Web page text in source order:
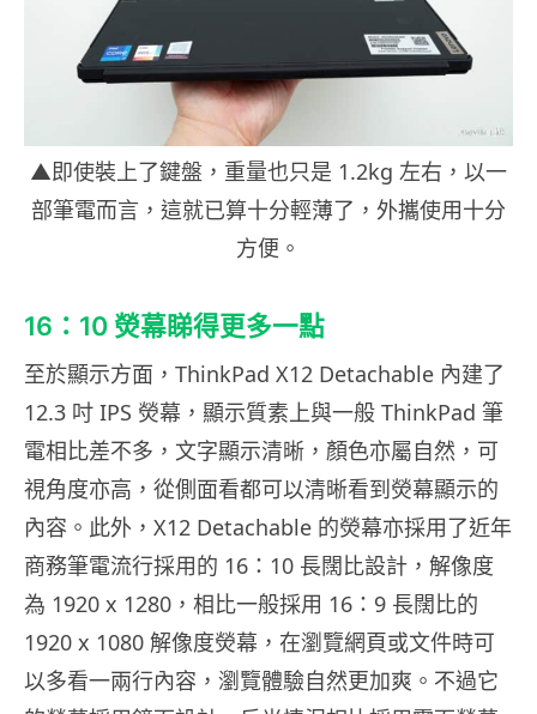
▲即使裝上了鍵盤，重量也只是 1.2kg 左右，以一
部筆電而言，這就已算十分輕薄了，外攜使用十分
方便。
16：10 熒幕睇得更多一點
至於顯示方面，ThinkPad X12 Detachable 內建了
12.3 吋 IPS 熒幕，顯示質素上與一般 ThinkPad 筆
電相比差不多，文字顯示清晰，顏色亦屬自然，可
視角度亦高，從側面看都可以清晰看到熒幕顯示的
內容。此外，X12 Detachable 的熒幕亦採用了近年
商務筆電流行採用的 16：10 長闊比設計，解像度
為 1920 x 1280，相比一般採用 16：9 長闊比的
1920 x 1080 解像度熒幕，在瀏覽網頁或文件時可
以多看一兩行內容，瀏覽體驗自然更加爽。不過它